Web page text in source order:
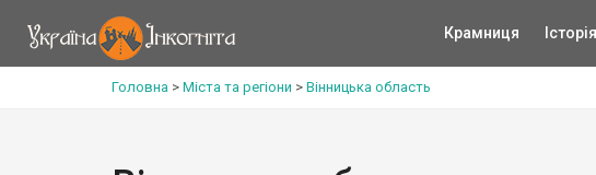
Крамниця
Головна > Міста та регіони > Вінницька область